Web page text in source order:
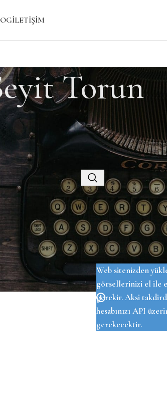
İLETIŞIM
Torun
Kategoriler
Kategori yok
Recent Posts
OUR
Web sitenizden
görsellerinizi el ile
gerekir. Aksi
hesabınızı API
gerekecektir.